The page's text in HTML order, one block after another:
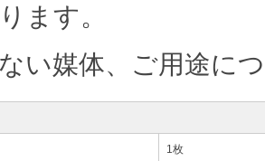
ます。
い媒体、ご用途に
1枚